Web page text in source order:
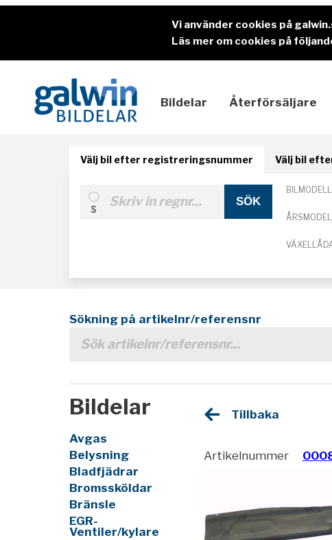
Vi använder cookies på
Läs mer om cookies på
Bildelar Återförsäljare
Välj bil efter registreringsnummer Välj bil
BILMODELL
ÅRSMODELL
Sökning på artikelnr/referensnr
Bildelar
Avgas
Belysning
Bladfjädrar
Bromssköldar
Bränsle
EGR-
Ventiler/kylare
Tillbaka
Artikelnummer